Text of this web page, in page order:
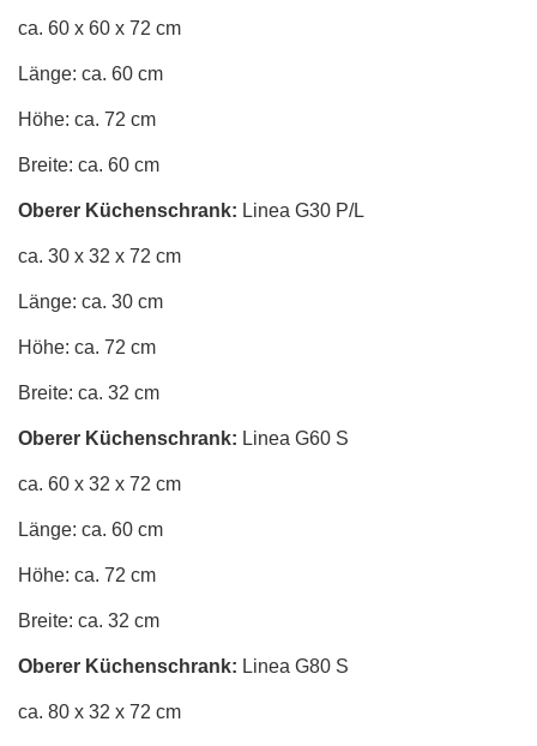
ca. 60 x 60 x 72 cm
Länge: ca. 60 cm
Höhe: ca. 72 cm
Breite: ca. 60 cm
Oberer Küchenschrank: Linea G30 P/L
ca. 30 x 32 x 72 cm
Länge: ca. 30 cm
Höhe: ca. 72 cm
Breite: ca. 32 cm
Oberer Küchenschrank: Linea G60 S
ca. 60 x 32 x 72 cm
Länge: ca. 60 cm
Höhe: ca. 72 cm
Breite: ca. 32 cm
Oberer Küchenschrank: Linea G80 S
ca. 80 x 32 x 72 cm